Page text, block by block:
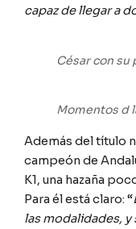
capaz de llegar a
César con su
Momentos d
Además del título
campeón de
K1, una hazaña
Para él está claro: “
las modalidades, y